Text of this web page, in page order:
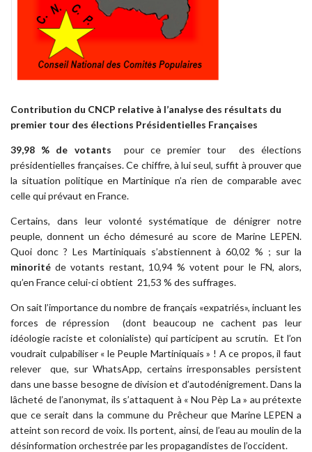
Contribution du CNCP relative à l’analyse des résultats du
premier tour des élections Présidentielles Françaises
39,98 % de votants pour ce premier tour des élections
présidentielles françaises. Ce chiffre, à lui seul, suffit à prouver que
la situation politique en Martinique n’a rien de comparable avec
celle qui prévaut en France.
Certains, dans leur volonté systématique de dénigrer notre
peuple, donnent un écho démesuré au score de Marine LEPEN.
Quoi donc ? Les Martiniquais s’abstiennent à 60,02 % ; sur la
minoritéde votants restant, 10,94 % votent pour le FN, alors,
qu’en France celui-ci obtient 21,53 % des suffrages.
On sait l’importance du nombre de français «expatriés», incluant les
forces de répression (dont beaucoup ne cachent pas leur
idéologie raciste et colonialiste) qui participent au scrutin. Et l’on
voudrait culpabiliser « le Peuple Martiniquais » ! A ce propos, il faut
relever que, sur WhatsApp, certains irresponsables persistent
dans une basse besogne de division et d’autodénigrement. Dans la
lâcheté de l’anonymat, ils s’attaquent à « Nou Pèp La » au prétexte
que ce serait dans la commune du Prêcheur que Marine LEPEN a
atteint son record de voix. Ils portent, ainsi, de l’eau au moulin de la
désinformation orchestrée par les propagandistes de l’occident.